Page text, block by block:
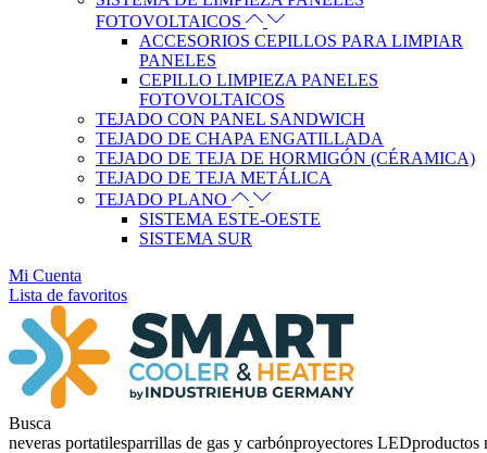
FOTOVOLTAICOS
ACCESORIOS CEPILLOS PARA LIMPIAR
PANELES
CEPILLO LIMPIEZA PANELES
FOTOVOLTAICOS
TEJADO CON PANEL SANDWICH
TEJADO DE CHAPA ENGATILLADA
TEJADO DE TEJA DE HORMIGÓN (CÉRAMICA)
TEJADO DE TEJA METÁLICA
TEJADO PLANO
SISTEMA ESTE-OESTE
SISTEMA SUR
Mi Cuenta
Lista de favoritos
Busca
neveras portatilesparrillas de gas y carbónproyectores LEDproductos